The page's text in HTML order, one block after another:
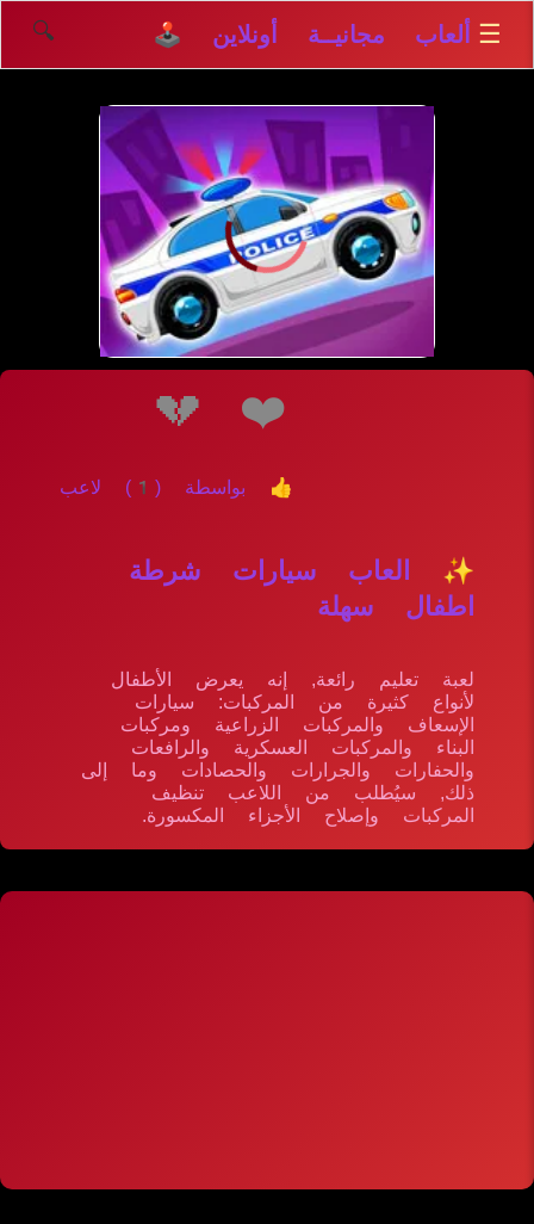
☰ ألعاب مجانيــة أونلاين 🕹️ 🔍
إلعــــب
❤️
💔
👍 بواسطة (1) لاعب
✨ العاب سيارات شرطة
اطفال سهلة
لعبة تعليم رائعة, إنه يعرض الأطفال
لأنواع كثيرة من المركبات: سيارات
الإسعاف والمركبات الزراعية ومركبات
البناء والمركبات العسكرية والرافعات
والحفارات والجرارات والحصادات وما إلى
ذلك, سيُطلب من اللاعب تنظيف
المركبات وإصلاح الأجزاء المكسورة.